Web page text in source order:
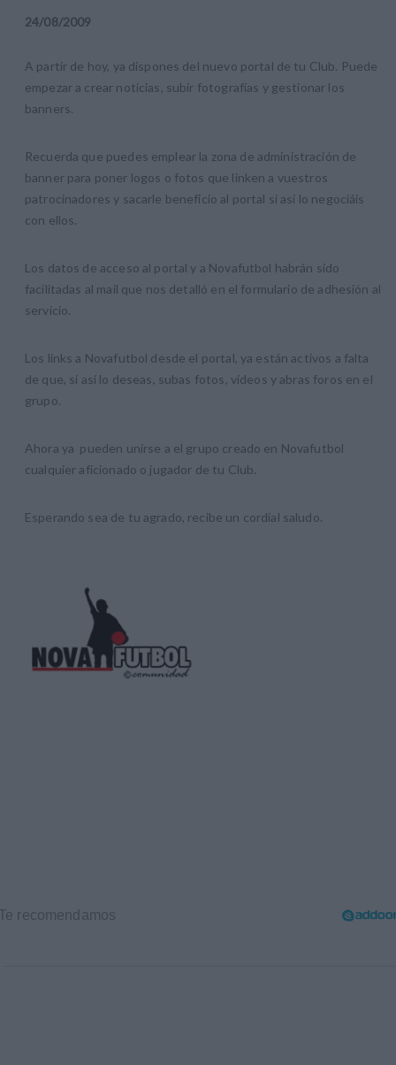
24/08/2009
A partir de hoy, ya dispones del nuevo portal de tu Club. Puede
empezar a crear noticias, subir fotografías y gestionar los
banners.
Recuerda que puedes emplear la zona de administración de
banner para poner logos o fotos que linken a vuestros
patrocinadores y sacarle beneficio al portal si así lo negociáis
con ellos.
Los datos de acceso al portal y a Novafutbol habrán sido
facilitadas al mail que nos detalló en el formulario de adhesión al
servicio.
Los links a Novafutbol desde el portal, ya están activos a falta
de que, si así lo deseas, subas fotos, videos y abras foros en el
grupo.
Ahora ya pueden unirse a el grupo creado en Novafutbol
cualquier aficionado o jugador de tu Club.
Esperando sea de tu agrado, recibe un cordial saludo.